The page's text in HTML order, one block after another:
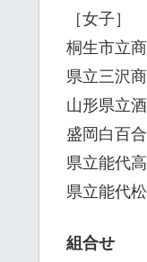
［女子］
桐生市立
県立三沢
山形県立
盛岡白百
県立能代
県立能代
組合せ